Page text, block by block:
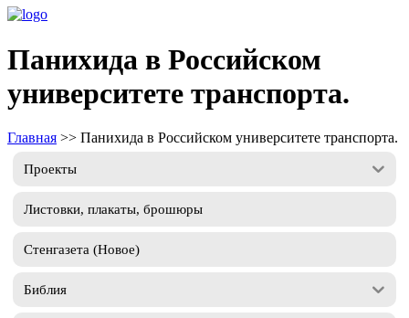
Панихида в Российском
университете транспорта.
Главная >> Панихида в Российском университете транспорта.
Проекты
Листовки, плакаты, брошюры
Стенгазета (Новое)
Библия